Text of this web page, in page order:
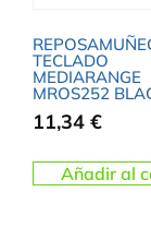
TECLADO
MEDIARANGE
MROS252
11,34€
Añadir al